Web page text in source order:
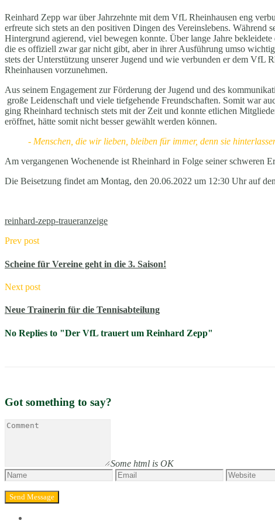
Reinhard Zepp war über Jahrzehnte mit dem VfL Rheinhausen eng
erfreute sich stets an den positiven Dingen des Vereinslebens. Während
Hintergrund agierend, viel bewegen konnte. Über lange Jahre
die es offiziell zwar gar nicht gibt, aber in ihrer Ausführung umso
stets der Unterstützung unserer Jugend und wie verbunden er dem VfL
Rheinhausen vorzunehmen.
Aus seinem Engagement zur Förderung der Jugend und des
große Leidenschaft und viele tiefgehende Freundschaften. Somit war
ging Rheinhard technisch stets mit der Zeit und konnte etlichen
eröffnet, hätte somit nicht besser gewählt werden können.
- Menschen, die wir lieben, bleiben für immer, denn sie
Am vergangenen Wochenende ist Rheinhard in Folge seiner schweren
Die Beisetzung findet am Montag, den 20.06.2022 um 12:30 Uhr auf
reinhard-zepp-traueranzeige
Prev post
Scheine für Vereine geht in die 3. Saison!
Next post
Neue Trainerin für die Tennisabteilung
No Replies to "Der VfL trauert um Reinhard Zepp"
Got something to say?
Some html is OK